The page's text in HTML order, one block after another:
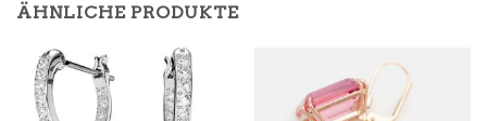
ÄHNLICHE PRODUKTE